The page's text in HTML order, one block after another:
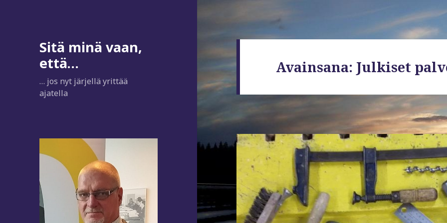
Sitä minä vaan,
että…
… jos nyt järjellä yrittää
ajatella
Avainsana: Julkiset